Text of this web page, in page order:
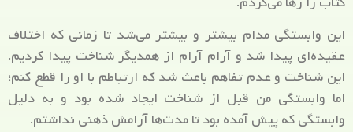
این وابستگی مدام بیشتر و بیشتر می‌شد تا زمانی که اختلاف
عقیده‌ای پیدا شد و آرام آرام از همدیگر شناخت پیدا کردیم.
این شناخت و عدم تفاهم باعث شد که ارتباطم با او را قطع کنم؛
اما وابستگی من قبل از شناخت ایجاد شده بود و به دلیل
وابستگی که پیش آمده بود تا مدت‌ها آرامش ذهنی نداشتم.